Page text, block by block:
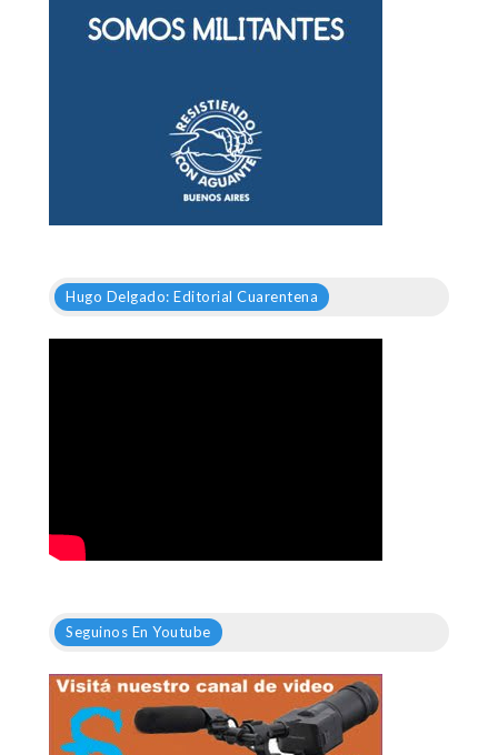
Hugo Delgado: Editorial Cuarentena
Seguinos En Youtube